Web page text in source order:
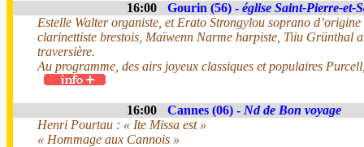
16:00 Gourin (56) - église Saint-Pierre-et-
Estelle Walter organiste, et Erato Strongylou soprano
clarinettiste brestois, Maïwenn Narme harpiste, Tiiu Grünthal
traversière.
Au programme, des airs joyeux classiques et populaires
16:00 Cannes (06) - Nd de Bon voyage
Henri Pourtau : « Ite Missa est »
« Hommage aux Cannois »